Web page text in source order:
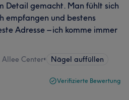
Detail gemacht. Man fühlt sich
empfangen und bestens
Adresse – ich komme immer
Center• Nägel auffüllen
Verifizierte Bewertung